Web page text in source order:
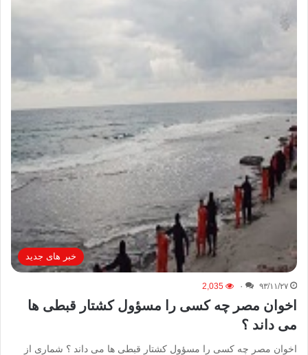
خبر های جدید
۹۳/۱۱/۲۷ ۰ 2,035
اخوان مصر چه کسی را مسؤول کشتار قبطی ها
می داند ؟
اخوان مصر چه کسی را مسؤول کشتار قبطی ها می داند ؟ شماری از